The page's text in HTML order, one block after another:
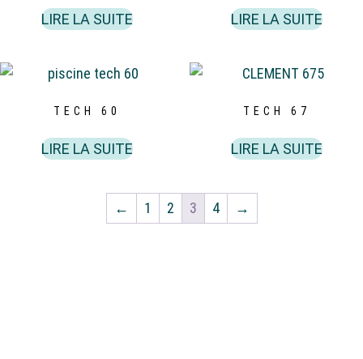
LIRE LA SUITE LIRE LA SUITE
TECH 60
LIRE LA SUITE
TECH 67
LIRE LA SUITE
← 1 2 3 4 →